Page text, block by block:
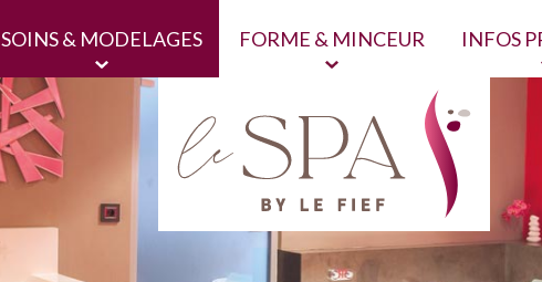
SOINS & MODELAGES FORME & MINCEUR INFOS